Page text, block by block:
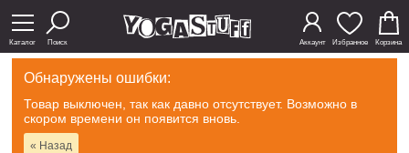
Каталог Поиск Аккаунт Избранное Корзина
Обнаружены ошибки:
Товар выключен, так как давно отсутствует. Возможно в
скором времени он появится вновь.
« Назад